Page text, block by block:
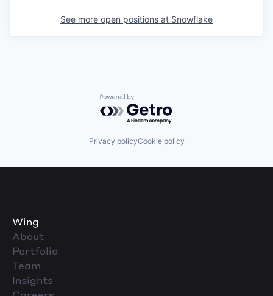
See more open positions at Snowflake
Powered by Getro.com
Privacy policyCookie policy
Wing
About
Portfolio
Team
Insights